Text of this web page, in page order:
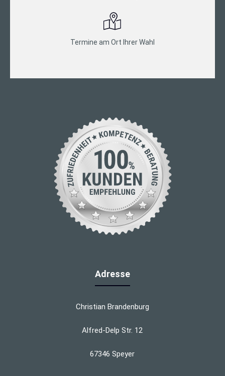
Termine am Ort Ihrer Wahl
Adresse
Christian Brandenburg
Alfred-Delp Str. 12
67346 Speyer